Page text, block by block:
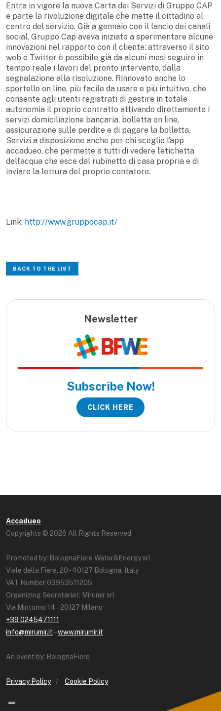
Entra in vigore la nuova Carta dei Servizi di Gruppo CAP
e parte la rivoluzione digitale che mette il cittadino al
centro del servizio. Già a gennaio con il lancio dei canali
social, Gruppo Cap aveva iniziato a sperimentare alcune
innovazioni nel rapporto con il cliente: attraverso il sito
web e Twitter è possibile già da alcuni mesi seguire in
tempo reale i lavori del pronto intervento, dalla
segnalazione alla risoluzione. Rinnovato anche lo
sportello on line, più facile da usare e più intuitivo, che
consente agli utenti registrati di gestire in totale
autonomia il proprio contratto attivando direttamente i
servizi domiciliazione bancaria, bolletta on line,
assicurazione sulle perdite e di pagare la bolletta.
Servizi a disposizione anche per chi sceglie l’app
accadueo, che permette a tutti di vedere l’etichetta
dell’acqua che esce dal rubinetto di casa propria e di
inviare la lettura del proprio contatore.
Link: http://www.gruppocap.it/
BACK TO THE LIST
Newsletter
Subscribe Now!
CLICK HERE
Accadueo
Copyrights © 2026 All Rights Reserved
Promoted by: BolognaFiere Water&Energy srl
Viale della Fiera, 20 - 40127 Bologna, Italy
VAT Number 03953511205
Organizing Secretariat: Mirumir srl
Via Minturno 14 – 20127 Milano
+39 0245471111
info@mirumir.it–www.mirumir.it
An event by: BolognaFiere
Privacy Policy / Cookie Policy